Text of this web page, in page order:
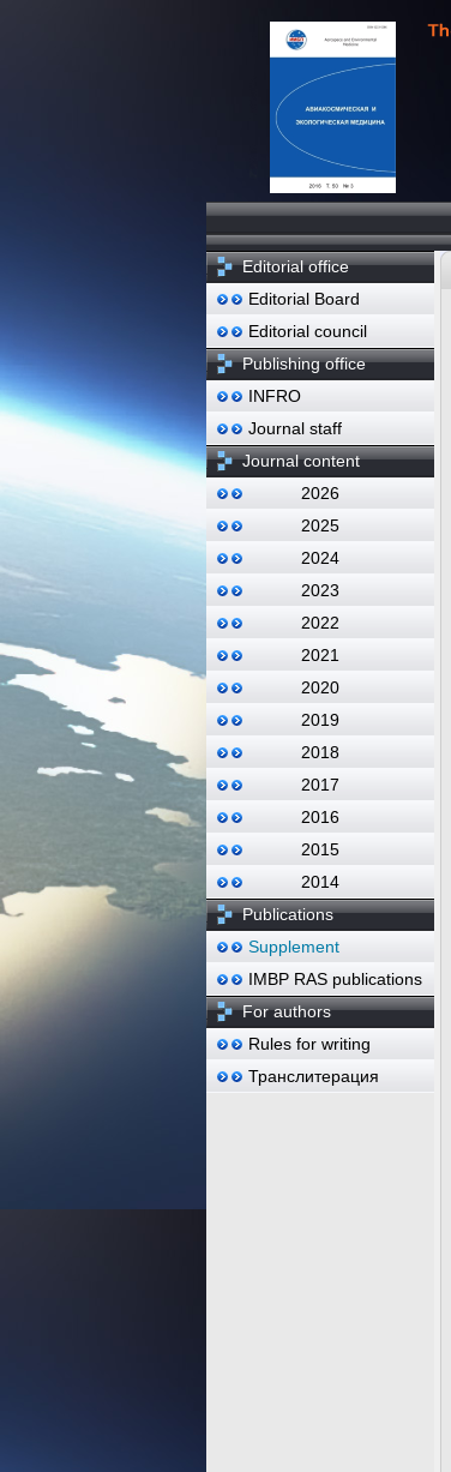
Editorial office
Editorial Board
Editorial council
Publishing office
INFRO
Journal staff
Journal content
2026
2025
2024
2023
2022
2021
2020
2019
2018
2017
2016
2015
2014
Publications
Supplement
IMBP RAS publications
For authors
Rules for writing
Транслитерация